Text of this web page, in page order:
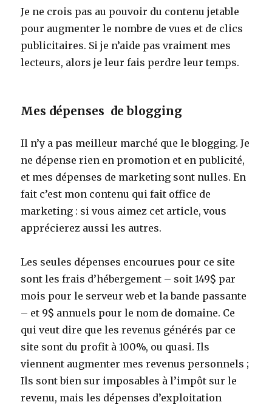
Je ne crois pas au pouvoir du contenu jetable
pour augmenter le nombre de vues et de clics
publicitaires. Si je n’aide pas vraiment mes
lecteurs, alors je leur fais perdre leur temps.
Mes dépenses de blogging
Il n’y a pas meilleur marché que le blogging. Je
ne dépense rien en promotion et en publicité,
et mes dépenses de marketing sont nulles. En
fait c’est mon contenu qui fait office de
marketing : si vous aimez cet article, vous
apprécierez aussi les autres.
Les seules dépenses encourues pour ce site
sont les frais d’hébergement – soit 149$ par
mois pour le serveur web et la bande passante
– et 9$ annuels pour le nom de domaine. Ce
qui veut dire que les revenus générés par ce
site sont du profit à 100%, ou quasi. Ils
viennent augmenter mes revenus personnels ;
Ils sont bien sur imposables à l’impôt sur le
revenu, mais les dépenses d’exploitation